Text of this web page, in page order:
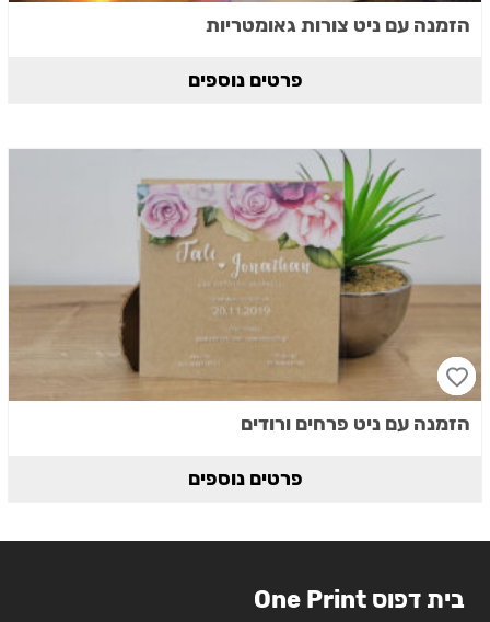
הזמנה עם ניט צורות גאומטריות
פרטים נוספים
הזמנה עם ניט פרחים ורודים
פרטים נוספים
בית דפוס One Print